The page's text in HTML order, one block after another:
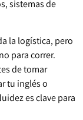
sistemas de
la logística, pero
para correr.
de tomar
tu inglés o
es clave para